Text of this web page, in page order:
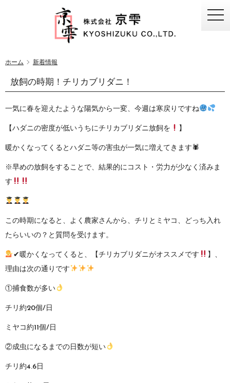
ホーム 新着情報
放飼の時期！チリカブリダニ！
一気に春を迎えたような陽気から一変、今週は寒戻りですね
【ハダニの密度が低いうちにチリカブリダニ放飼を 】
暖かくなってくるとハダニ等の害虫が一気に増えてきます🕷
※早めの放飼をすることで、結果的にコスト・労力が少なく済みま
す
この時期になると、よく農家さんから、チリとミヤコ、どっち入れ
たらいいの？と質問を受けます。
✔暖かくなってくると、【チリカブリダニがオススメです
】、
理由は次の通りです
①捕食数が多い
チリ約20個/日
ミヤコ約11個/日
②成虫になるまでの日数が短い
チリ約4.6日